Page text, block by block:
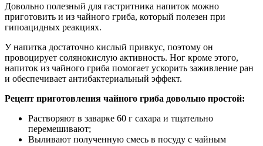
Довольно полезный для гастритника напиток можно
приготовить и из чайного гриба, который полезен при
гипоацидных реакциях.
У напитка достаточно кислый привкус, поэтому он
провоцирует солянокислую активность. Ног кроме этого,
напиток из чайного гриба помогает ускорить заживление ран
и обеспечивает антибактериальный эффект.
Рецепт приготовления чайного гриба довольно простой:
Растворяют в заварке 60 г сахара и тщательно
перемешивают;
Выливают полученную смесь в посуду с чайным